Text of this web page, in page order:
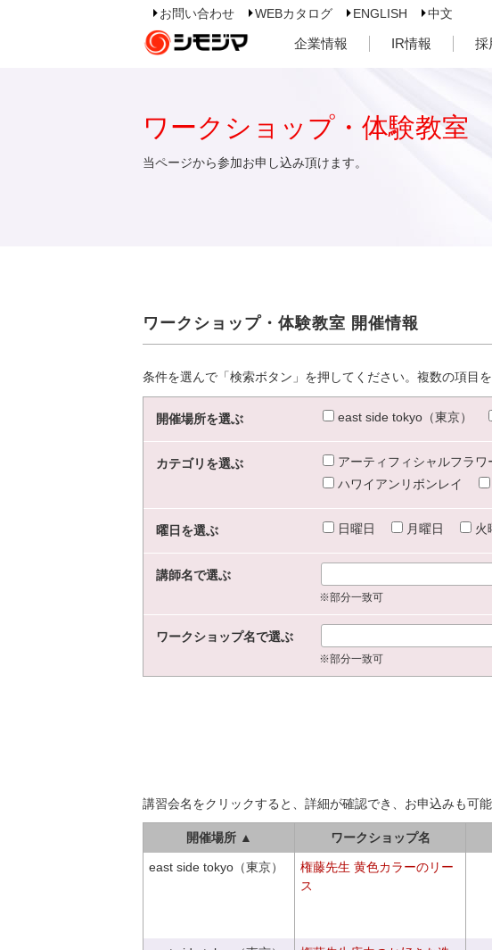
お問い合わせ WEBカタログ ENGLISH 中文
企業情報 IR情報 採
ワークショップ・体験教室
当ページから参加お申し込み頂けます。
ワークショップ・体験教室 開催情報
条件を選んで「検索ボタン」を押してください。複数の項目
開催場所を選ぶ east side tokyo（東京）
カテゴリを選ぶ アーティフィシャルフラワ
ハワイアンリボンレイ
曜日を選ぶ 日曜日 月曜日 火
講師名で選ぶ
※部分一致可
ワークショップ名で選ぶ
※部分一致可
講習会名をクリックすると、詳細が確認でき、お申込みも可能
開催場所 ▲ ワークショップ名
east side tokyo（東京）
権藤先生 黄色カラーのリー
ス